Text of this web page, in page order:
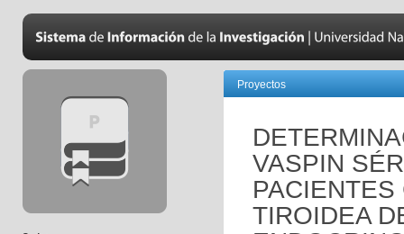
Proyectos
VASPIN
TIROIDEA